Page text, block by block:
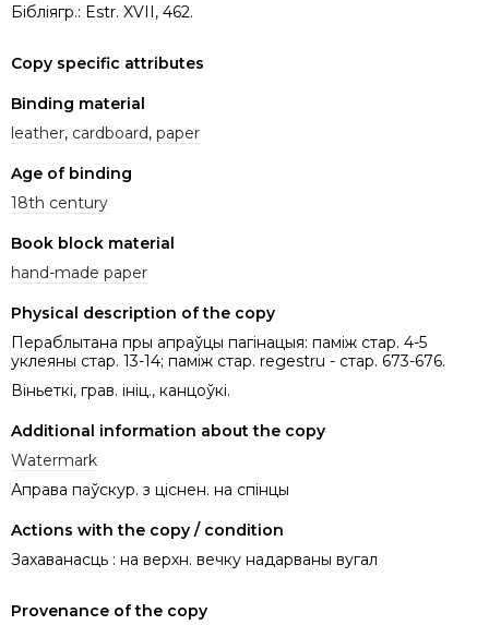
Бібліягр.: Estr. XVII, 462.
Copy specific attributes
Binding material
leather, cardboard, paper
Age of binding
18th century
Book block material
hand-made paper
Physical description of the copy
Пераблытана пры апраўцы пагінацыя: паміж стар. 4-5
уклеяны стар. 13-14; памiж стар. regestru - стар. 673-676.
Віньеткі, грав. ініц., канцоўкі.
Additional information about the copy
Watermark
Аправа паўскур. з ціснен. на спінцы
Actions with the copy / condition
Захаванасць : на верхн. вечку надарваны вугал
Provenance of the copy